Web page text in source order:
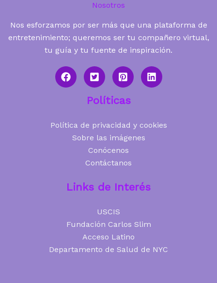
Nosotros
Nos esforzamos por ser más que una plataforma de
entretenimiento; queremos ser tu compañero virtual,
tu guía y tu fuente de inspiración.
Políticas
Política de privacidad y cookies
Sobre las imágenes
Conócenos
Contáctanos
Links de Interés
USCIS
Fundación Carlos Slim
Acceso Latino
Departamento de Salud de NYC